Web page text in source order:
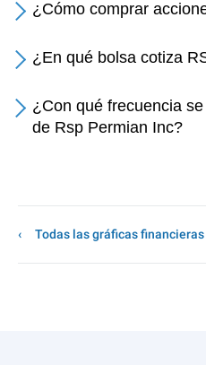
¿Cómo comprar
¿En qué bolsa cotiza
¿Con qué frecuencia
de Rsp Permian Inc?
Todas las gráficas financieras